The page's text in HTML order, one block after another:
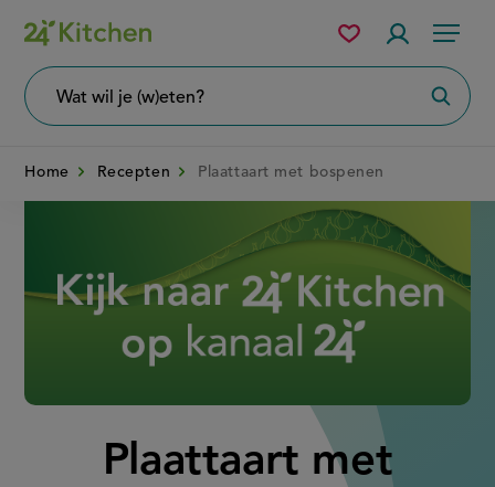
Overslaan
en
naar
Menu
wil
Mijn
bewaarde
Home Recepten Plaattaart met bospenen
Plaattaart met